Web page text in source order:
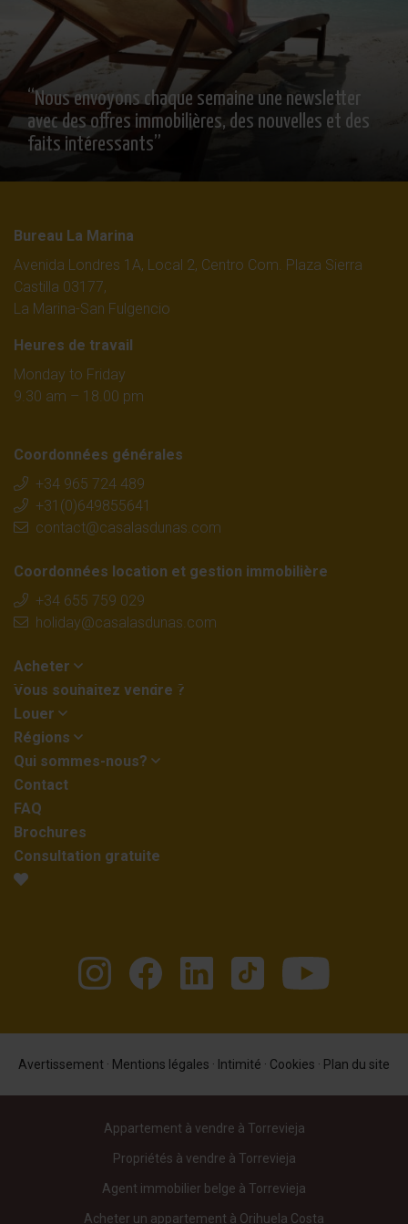
“Nous envoyons chaque semaine une newsletter
avec des offres immobilières, des nouvelles et des
faits intéressants”
Bureau La Marina
Avenida Londres 1A, Local 2, Centro Com. Plaza Sierra
Castilla 03177,
La Marina-San Fulgencio
Heures de travail
Monday to Friday
9.30 am – 18.00 pm
Coordonnées générales
+34 965 724 489
+31(0)649855641
contact@casalasdunas.com
Coordonnées location et gestion immobilière
+34 655 759 029
holiday@casalasdunas.com
Acheter
Vous souhaitez vendre ?
Louer
Régions
Qui sommes-nous?
Contact
FAQ
Brochures
Consultation gratuite
Avertissement · Mentions légales · Intimité · Cookies · Plan du site
Appartement à vendre à Torrevieja
Propriétés à vendre à Torrevieja
Agent immobilier belge à Torrevieja
Acheter un appartement à Orihuela Costa